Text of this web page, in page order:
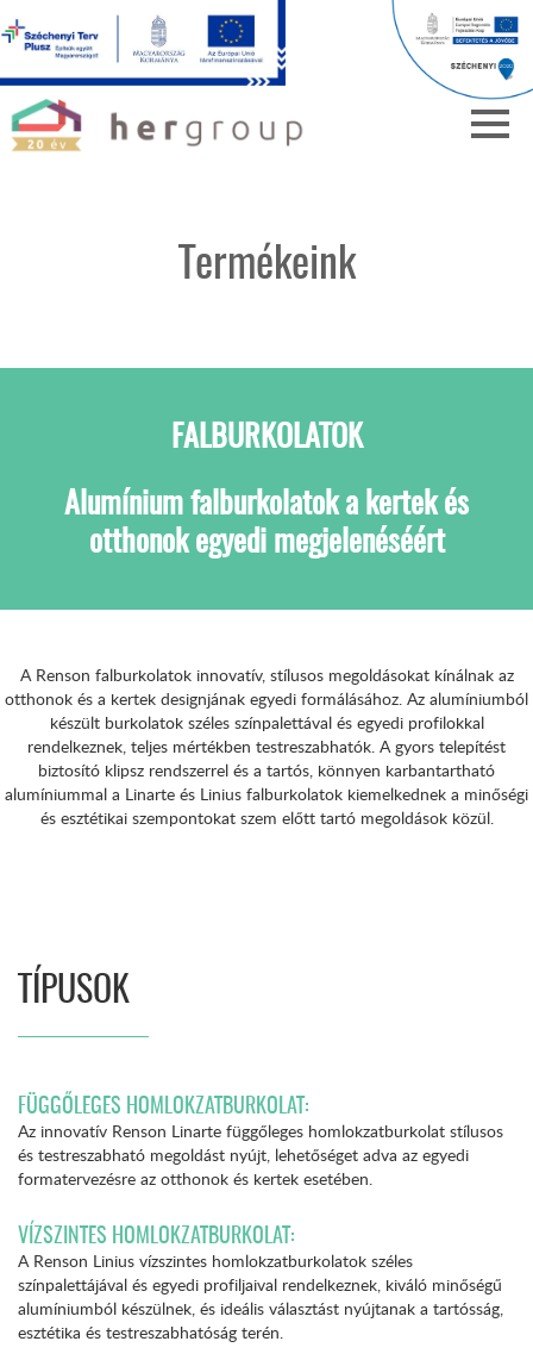
Termékeink
FALBURKOLATOK
Alumínium falburkolatok a kertek és
otthonok egyedi megjelenéséért
A Renson falburkolatok innovatív, stílusos megoldásokat kínálnak az
otthonok és a kertek designjának egyedi formálásához. Az alumíniumból
készült burkolatok széles színpalettával és egyedi profilokkal
rendelkeznek, teljes mértékben testreszabhatók. A gyors telepítést
biztosító klipsz rendszerrel és a tartós, könnyen karbantartható
alumíniummal a Linarte és Linius falburkolatok kiemelkednek a minőségi
és esztétikai szempontokat szem előtt tartó megoldások közül.
TÍPUSOK
FÜGGŐLEGES HOMLOKZATBURKOLAT:
Az innovatív Renson Linarte függőleges homlokzatburkolat stílusos
és testreszabható megoldást nyújt, lehetőséget adva az egyedi
formatervezésre az otthonok és kertek esetében.
VÍZSZINTES HOMLOKZATBURKOLAT:
A Renson Linius vízszintes homlokzatburkolatok széles
színpalettájával és egyedi profiljaival rendelkeznek, kiváló minőségű
alumíniumból készülnek, és ideális választást nyújtanak a tartósság,
esztétika és testreszabhatóság terén.